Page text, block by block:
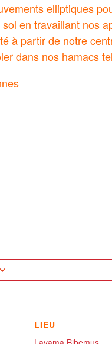
elliptiques
en travaillant nos
à partir de notre
dans nos hamacs
LIEU